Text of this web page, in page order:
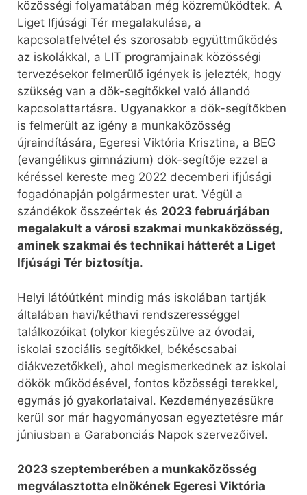
közösségi folyamatában még közreműködtek. A
Liget Ifjúsági Tér megalakulása, a
kapcsolatfelvétel és szorosabb együttműködés
az iskolákkal, a LIT programjainak közösségi
tervezésekor felmerülő igények is jelezték, hogy
szükség van a dök-segítőkkel való állandó
kapcsolattartásra. Ugyanakkor a dök-segítőkben
is felmerült az igény a munkaközösség
újraindítására, Egeresi Viktória Krisztina, a BEG
(evangélikus gimnázium) dök-segítője ezzel a
kéréssel kereste meg 2022 decemberi ifjúsági
fogadónapján polgármester urat. Végül a
szándékok összeértek és 2023 februárjában
megalakult a városi szakmai munkaközösség,
aminek szakmai és technikai hátterét a Liget
Ifjúsági Tér biztosítja.
Helyi látóútként mindig más iskolában tartják
általában havi/kéthavi rendszerességgel
találkozóikat (olykor kiegészülve az óvodai,
iskolai szociális segítőkkel, békéscsabai
diákvezetőkkel), ahol megismerkednek az iskolai
dökök működésével, fontos közösségi terekkel,
egymás jó gyakorlataival. Kezdeményezésükre
kerül sor már hagyományosan egyeztetésre már
júniusban a Garabonciás Napok szervezőivel.
2023 szeptemberében a munkaközösség
megválasztotta elnökének Egeresi Viktória